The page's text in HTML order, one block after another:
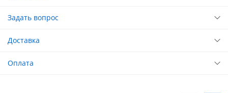
Задать вопрос
Доставка
Оплата